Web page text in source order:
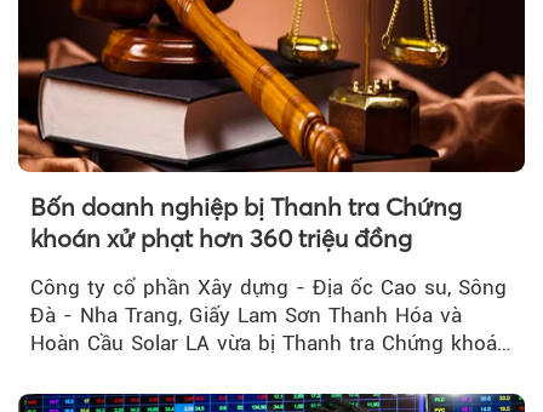
Bốn doanh nghiệp bị Thanh tra Chứng
khoán xử phạt hơn 360 triệu đồng
Công ty cổ phần Xây dựng - Địa ốc Cao su, Sông
Đà - Nha Trang, Giấy Lam Sơn Thanh Hóa và
Hoàn Cầu Solar LA vừa bị Thanh tra Chứng khoán
do vi phạm quy định về công bố thông tin trên